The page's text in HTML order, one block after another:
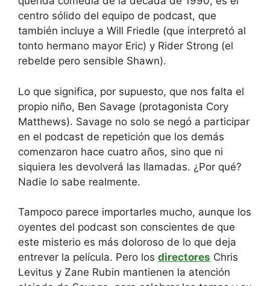
centro sólido del equipo de podcast, que
también incluye a Will Friedle (que interpretó al
tonto hermano mayor Eric) y Rider Strong (el
rebelde pero sensible Shawn).
Lo que significa, por supuesto, que nos falta el
propio niño, Ben Savage (protagonista Cory
Matthews). Savage no solo se negó a participar
en el podcast de repetición que los demás
comenzaron hace cuatro años, sino que ni
siquiera les devolverá las llamadas. ¿Por qué?
Nadie lo sabe realmente.
Tampoco parece importarles mucho, aunque los
oyentes del podcast son conscientes de que
este misterio es más doloroso de lo que deja
entrever la película. Pero los directores Chris
Levitus y Zane Rubin mantienen la atención